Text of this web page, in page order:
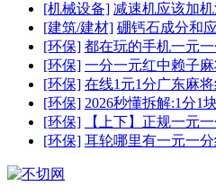
[机械设备] 减速机应该加
[建筑/建材] 硼钙石成分和
[环保] 都在玩的手机一元
[环保] 一分一元红中赖子
[环保] 在线1元1分广东麻
[环保] 2026秒懂拆解:1分1
[环保]
【上下】正规一元
[环保] 耳轮哪里有一元一